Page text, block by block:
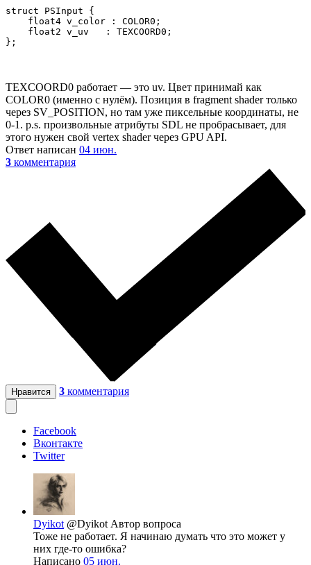
struct PSInput {
    float4 v_color : COLOR0;
    float2 v_uv   : TEXCOORD0;
};
TEXCOORD0 работает — это uv. Цвет принимай как
COLOR0 (именно с нулём). Позиция в fragment shader только
через SV_POSITION, но там уже пиксельные координаты, не
0-1. p.s. произвольные атрибуты SDL не пробрасывает, для
этого нужен свой vertex shader через GPU API.
Ответ написан 04 июн.
3 комментария
Нравится 3 комментария
Facebook
Вконтакте
Twitter
Dyikot @Dyikot Автор вопроса
Тоже не работает. Я начинаю думать что это может у
них где-то ошибка?
Написано 05 июн.